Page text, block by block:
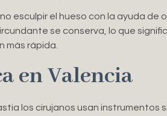
esculpir el hueso con la ayuda de
se conserva, lo que
más rápida.
en Valencia
los cirujanos usan instrumentos